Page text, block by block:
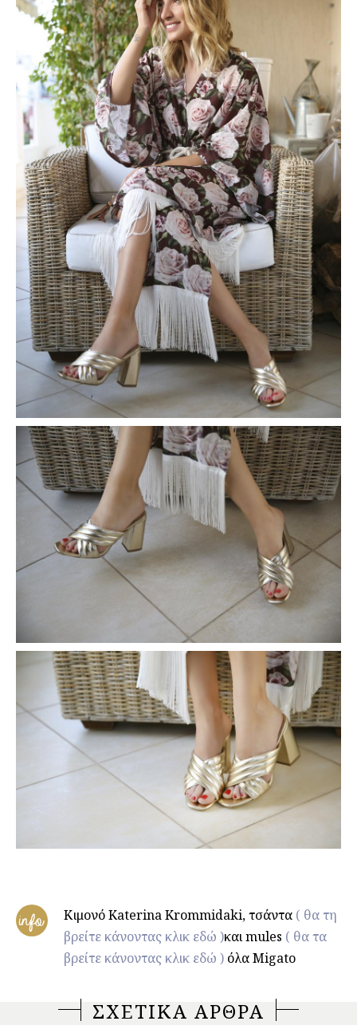
info Κιμονό Katerina Krommidaki, τσάντα ( θα τη
βρείτε κάνοντας κλικ εδώ )και mules ( θα τα
βρείτε κάνοντας κλικ εδώ ) όλα Migato
ΣΧΕΤΙΚΑ ΑΡΘΡΑ